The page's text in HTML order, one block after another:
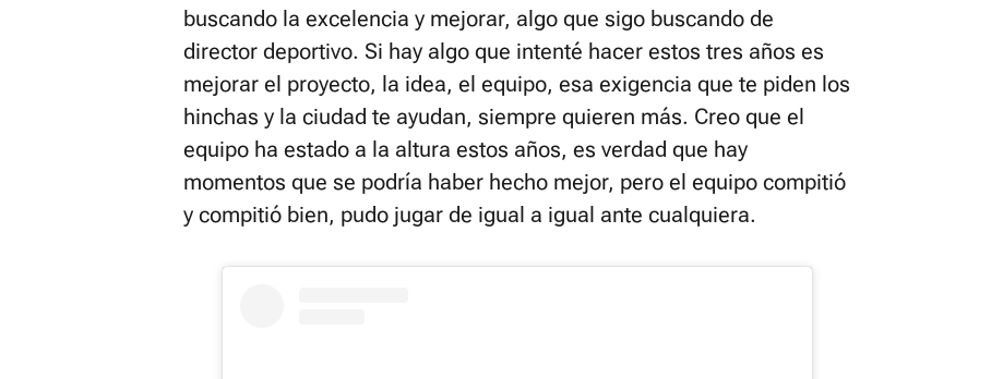
buscando la excelencia y mejorar, algo que sigo buscando de
director deportivo. Si hay algo que intenté hacer estos tres años es
mejorar el proyecto, la idea, el equipo, esa exigencia que te piden los
hinchas y la ciudad te ayudan, siempre quieren más. Creo que el
equipo ha estado a la altura estos años, es verdad que hay
momentos que se podría haber hecho mejor, pero el equipo compitió
y compitió bien, pudo jugar de igual a igual ante cualquiera.